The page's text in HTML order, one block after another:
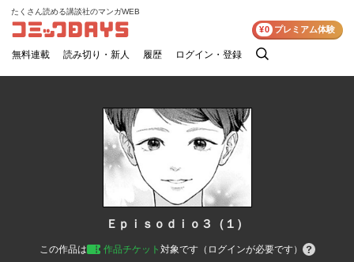
コミックDAYS
たくさん読める講談社のマンガWEB
無料連載 読み切り・新人 履歴 ログイン・登録
検
¥0 プレミアム体験
Ｅｐｉｓｏｄｉｏ３（１）
この作品は 作品チケット 対象です（ログインが必要です）